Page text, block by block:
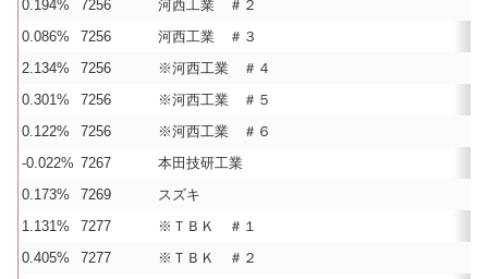
0.194%
7256
河西工業 ＃２
0.086%
7256
河西工業 ＃３
2.134%
7256
※河西工業 ＃４
0.301%
7256
※河西工業 ＃５
0.122%
7256
※河西工業 ＃６
-0.022% 7267
本田技研工業
0.173%
7269
スズキ
1.131%
7277
※ＴＢＫ ＃１
0.405%
7277
※ＴＢＫ ＃２